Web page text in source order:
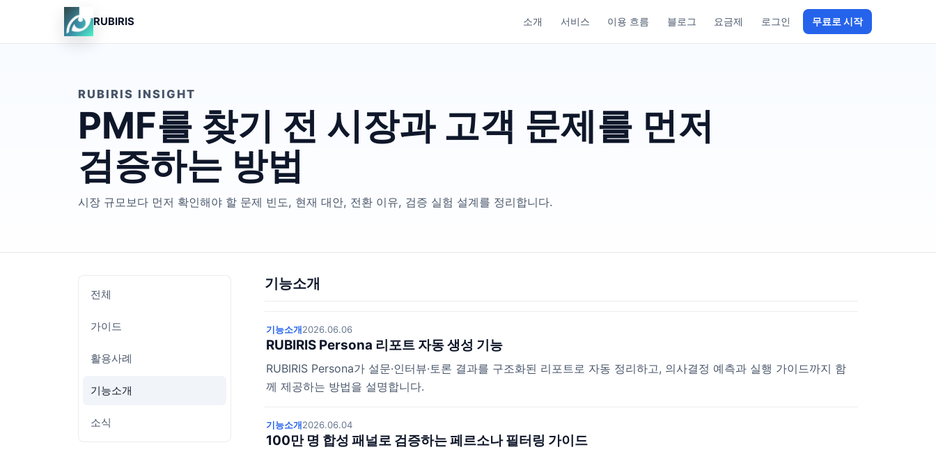
RUBIRIS 소개 서비스 이용 흐름 블로그 요금제 로그인 무료로 시작
RUBIRIS INSIGHT
PMF를 찾기 전 시장과 고객 문제를 먼저
검증하는 방법
시장 규모보다 먼저 확인해야 할 문제 빈도, 현재 대안, 전환 이유, 검증 실험 설계를 정리합니다.
전체
가이드
활용사례
기능소개
소식
기능소개
기능소개2026.06.06
RUBIRIS Persona 리포트 자동 생성 기능
RUBIRIS Persona가 설문·인터뷰·토론 결과를 구조화된 리포트로 자동 정리하고, 의사결정 예측과 실행 가이드까지 함
께 제공하는 방법을 설명합니다.
기능소개2026.06.04
100만 명 합성 패널로 검증하는 페르소나 필터링 가이드